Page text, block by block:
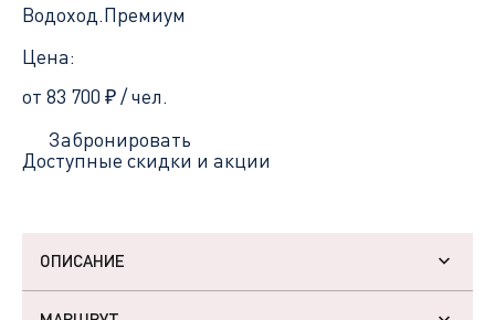
Водоход.Премиум
Цена:
от 83 700 ₽/ чел.
Забронировать
Доступные скидки и акции
ОПИСАНИЕ